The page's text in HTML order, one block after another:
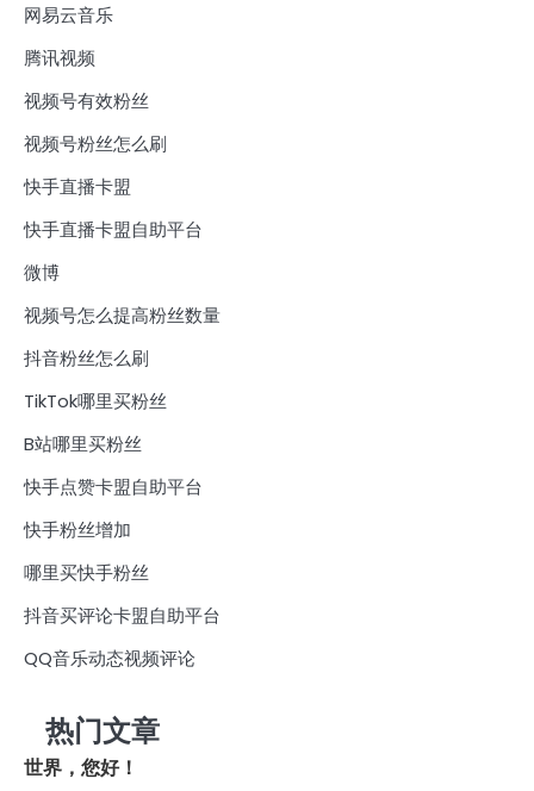
网易云音乐
腾讯视频
视频号有效粉丝
视频号粉丝怎么刷
快手直播卡盟
快手直播卡盟自助平台
微博
视频号怎么提高粉丝数量
抖音粉丝怎么刷
TikTok哪里买粉丝
B站哪里买粉丝
快手点赞卡盟自助平台
快手粉丝增加
哪里买快手粉丝
抖音买评论卡盟自助平台
QQ音乐动态视频评论
热门文章
世界，您好！